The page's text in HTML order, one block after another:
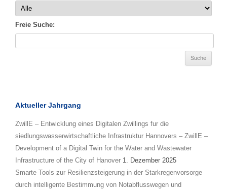
Freie Suche:
Aktueller Jahrgang
ZwillE – Entwicklung eines Digitalen Zwillings fur die
siedlungswasserwirtschaftliche Infrastruktur Hannovers – ZwillE –
Development of a Digital Twin for the Water and Wastewater
Infrastructure of the City of Hanover 1. Dezember 2025
Smarte Tools zur Resilienzsteigerung in der Starkregenvorsorge
durch intelligente Bestimmung von Notabflusswegen und